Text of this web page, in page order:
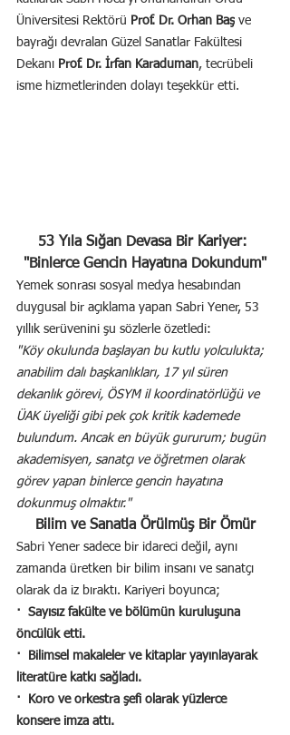
Üniversitesi Rektörü Prof. Dr. Orhan Baş ve
bayrağı devralan Güzel Sanatlar Fakültesi
Dekanı Prof. Dr. İrfan Karaduman, tecrübeli
isme hizmetlerinden dolayı teşekkür etti.
53 Yıla Sığan Devasa Bir Kariyer:
"Binlerce Gencin Hayatına Dokundum"
Yemek sonrası sosyal medya hesabından
duygusal bir açıklama yapan Sabri Yener, 53
yıllık serüvenini şu sözlerle özetledi:
"Köy okulunda başlayan bu kutlu yolculukta;
anabilim dalı başkanlıkları, 17 yıl süren
dekanlık görevi, ÖSYM il koordinatörlüğü ve
ÜAK üyeliği gibi pek çok kritik kademede
bulundum. Ancak en büyük gururum; bugün
akademisyen, sanatçı ve öğretmen olarak
görev yapan binlerce gencin hayatına
dokunmuş olmaktır."
Bilim ve Sanatla Örülmüş Bir Ömür
Sabri Yener sadece bir idareci değil, aynı
zamanda üretken bir bilim insanı ve sanatçı
olarak da iz bıraktı. Kariyeri boyunca;
·  Sayısız fakülte ve bölümün kuruluşuna
öncülük etti.
·  Bilimsel makaleler ve kitaplar yayınlayarak
literatüre katkı sağladı.
·  Koro ve orkestra şefi olarak yüzlerce
konsere imza attı.